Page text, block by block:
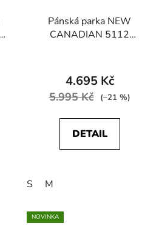
Pánská parka NEW
CANADIAN 5112
4.695 Kč
5.995 Kč (–21 %)
DETAIL
S M
NOVINKA